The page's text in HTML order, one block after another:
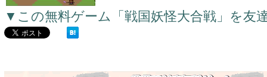
▼この無料ゲーム「戦国妖怪大合戦」を友